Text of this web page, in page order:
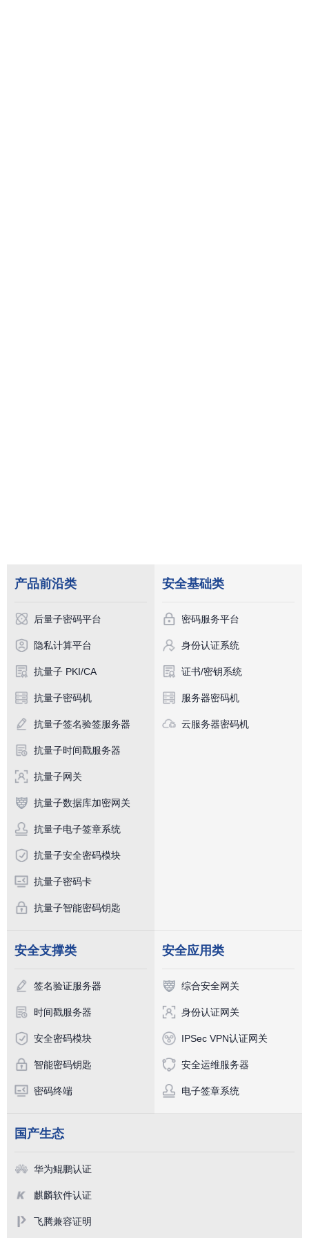
产品前沿类
后量子密码平台
隐私计算平台
抗量子 PKI/CA
抗量子密码机
抗量子签名验签服务器
抗量子时间戳服务器
抗量子网关
抗量子数据库加密网关
抗量子电子签章系统
抗量子安全密码模块
抗量子密码卡
抗量子智能密码钥匙
安全基础类
密码服务平台
身份认证系统
证书/密钥系统
服务器密码机
云服务器密码机
安全支撑类
签名验证服务器
时间戳服务器
安全密码模块
智能密码钥匙
密码终端
安全应用类
综合安全网关
身份认证网关
IPSec VPN认证网关
安全运维服务器
电子签章系统
国产生态
华为鲲鹏认证
麒麟软件认证
飞腾兼容证明